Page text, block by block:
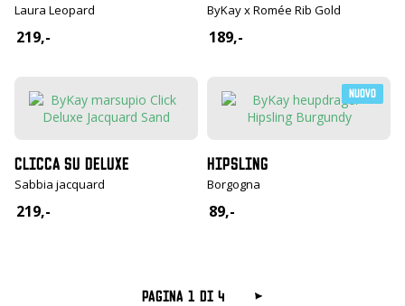
Laura Leopard
219,-
ByKay x Romée Rib Gold
189,-
CLICCA SU DELUXE
Sabbia jacquard
219,-
Nuovo
HIPSLING
Borgogna
89,-
Pagina 1 di 4